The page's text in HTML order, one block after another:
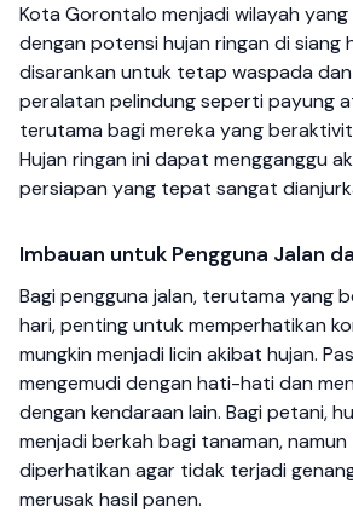
Kota Gorontalo menjadi wilayah yang
dengan potensi hujan ringan di siang
disarankan untuk tetap waspada
peralatan pelindung seperti payung
terutama bagi mereka yang
Hujan ringan ini dapat mengganggu
persiapan yang tepat sangat
Imbauan untuk Pengguna Jalan
Bagi pengguna jalan, terutama yang
hari, penting untuk memperhatikan
mungkin menjadi licin akibat hujan.
mengemudi dengan hati-hati dan
dengan kendaraan lain. Bagi petani,
menjadi berkah bagi tanaman,
diperhatikan agar tidak terjadi
merusak hasil panen.